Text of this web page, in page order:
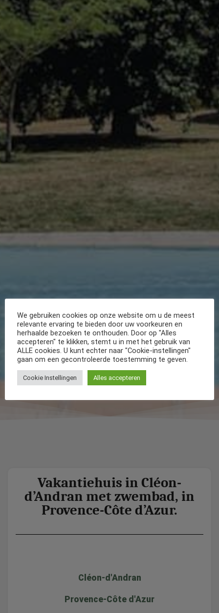
Vakantiehuis in Cléon-
d’Andran met zwembad, in
Provence-Côte d’Azur.
Cléon-d'Andran
Provence-Côte d'Azur
We gebruiken cookies op onze website om u de meest
relevante ervaring te bieden door uw voorkeuren en
herhaalde bezoeken te onthouden. Door op "Alles
accepteren" te klikken, stemt u in met het gebruik van
ALLE cookies. U kunt echter naar "Cookie-instellingen"
gaan om een gecontroleerde toestemming te geven.
Cookie Instellingen Alles accepteren